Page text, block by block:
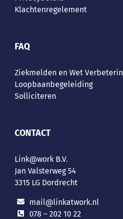
Klachtenregelement
FAQ
Ziekmelden en Wet
Loopbaanbegeleiding
Solliciteren
CONTACT
Link@work B.V.
Jan Valsterweg 54
3315 LG Dordrecht
mail@linkatwork.nl
078 – 202 10 22